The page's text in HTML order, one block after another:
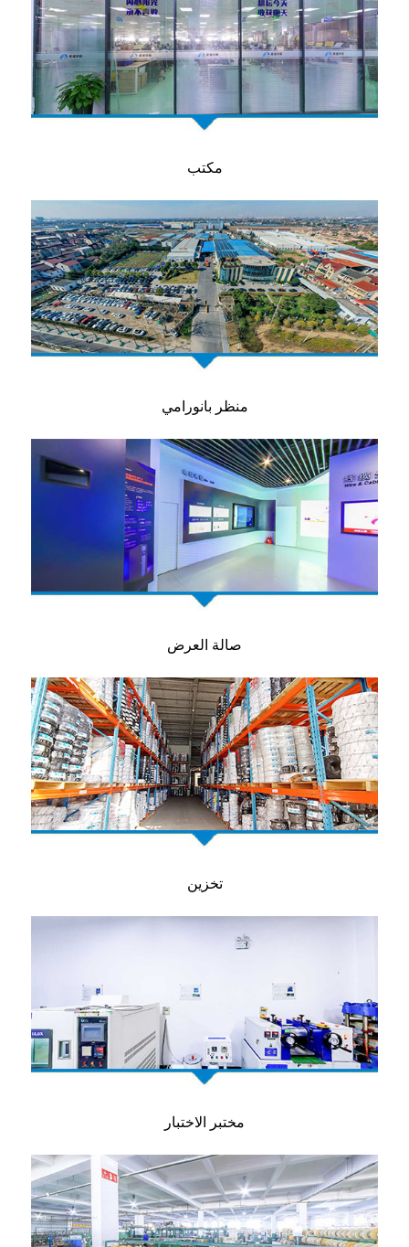
مكتب
منظر بانورامي
صالة العرض
تخزين
مختبر الاختبار